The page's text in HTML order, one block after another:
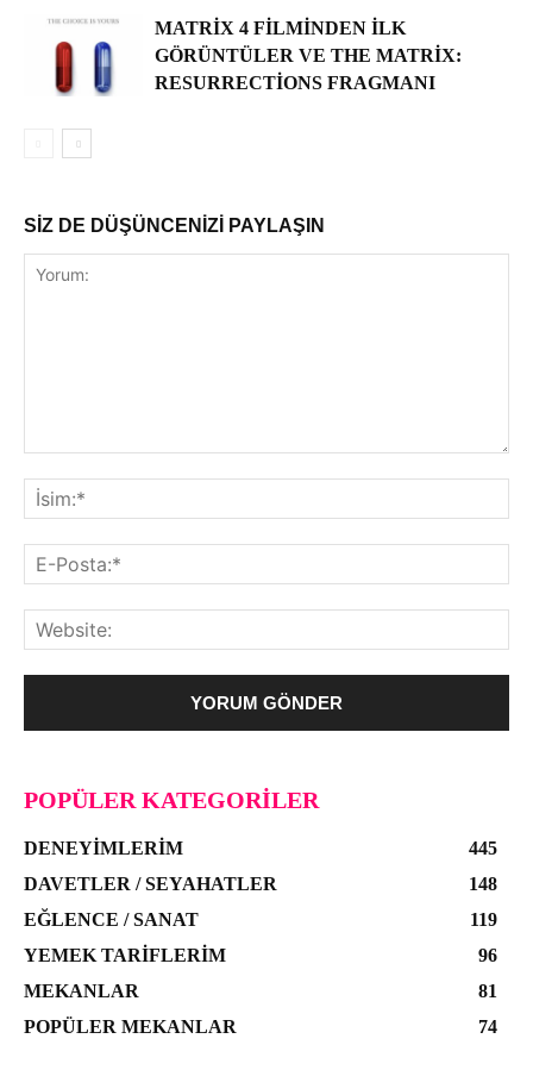
MATRIX 4 FILMINDEN İLK
GÖRÜNTÜLER VE THE MATRIX:
RESURRECTIONS FRAGMANI
SİZ DE DÜŞÜNCENİZİ PAYLAŞIN
POPÜLER KATEGORILER
DENEYIMLERIM
445
DAVETLER / SEYAHATLER
148
EĞLENCE / SANAT
119
YEMEK TARIFLERIM
96
MEKANLAR
81
POPÜLER MEKANLAR
74